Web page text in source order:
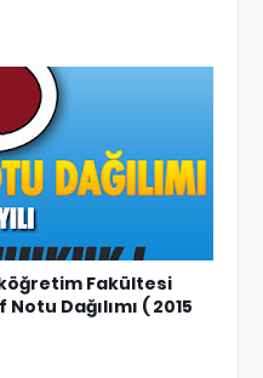
Fakültesi
Dağılımı ( 2015